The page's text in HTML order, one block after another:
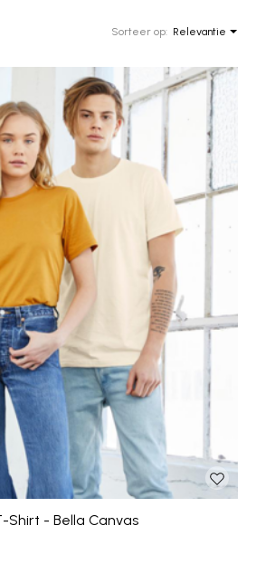
Sorteer op: Relevantie
Shirt - Bella Canvas